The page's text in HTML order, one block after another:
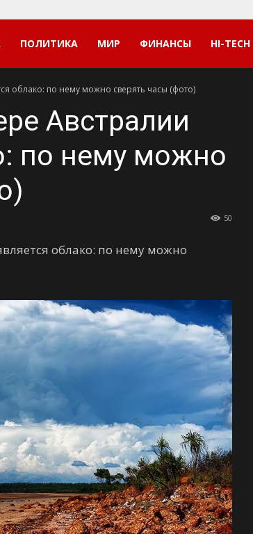
ПОЛИТИКА МИР ФИНАНСЫ HI-TECH
облако: по нему можно сверять часы (фото)
Австралии
по нему можно
50
облако: по нему можно